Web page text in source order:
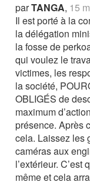
parTANGA, 15
Il est porté à la
la délégation
la fosse de
qui voulez le
victimes, les
la société,
OBLIGÉS de
maximum
présence. Après
cela. Laissez les
caméras aux
l’extérieur. C’est
même et cela